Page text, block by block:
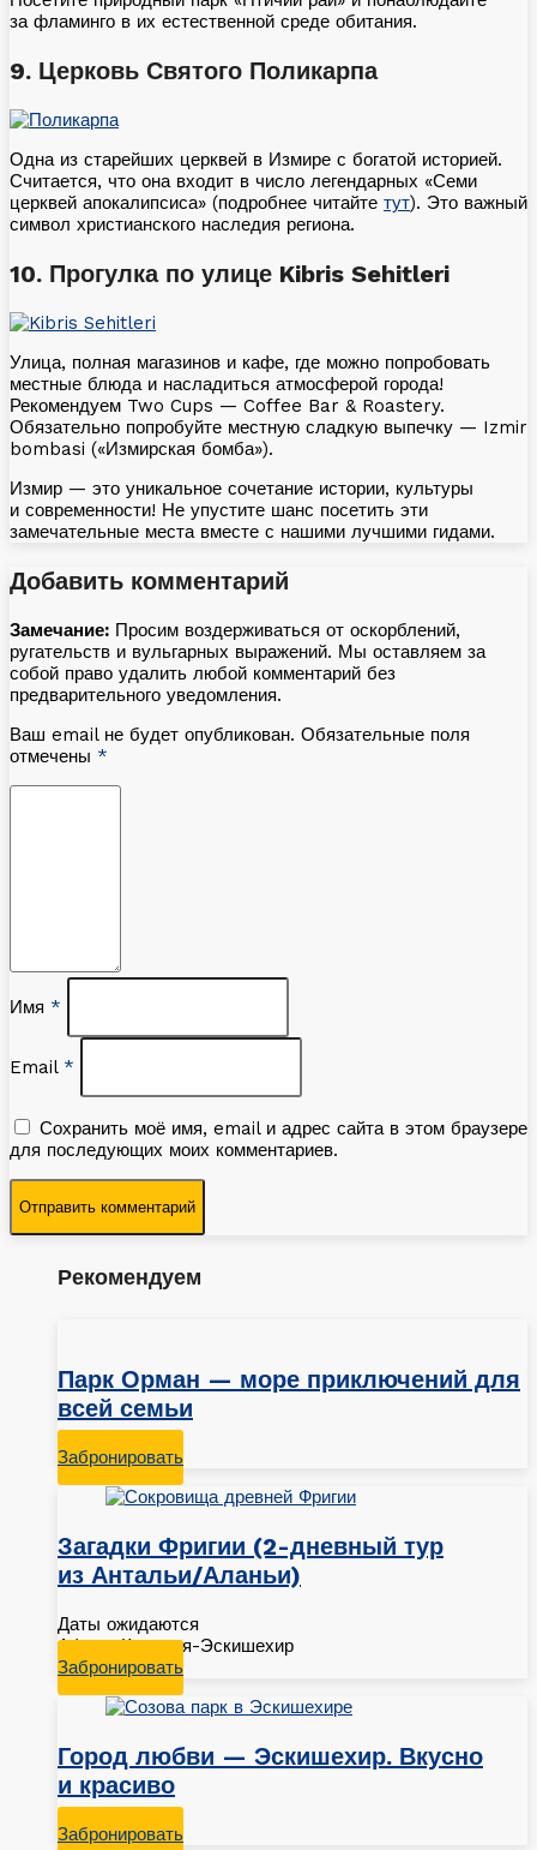
за фламинго в их естественной среде обитания.
9.⁠ ⁠Церковь Святого Поликарпа
Одна из старейших церквей в Измире с богатой историей.
Считается, что она входит в число легендарных «Семи
церквей апокалипсиса» (подробнее читайте тут). Это важный
символ христианского наследия региона.
10.⁠ ⁠Прогулка по улице Kibris Sehitleri
Улица, полная магазинов и кафе, где можно попробовать
местные блюда и насладиться атмосферой города!
Рекомендуем Two Cups — Coffee Bar & Roastery.
Обязательно попробуйте местную сладкую выпечку — Izmir
bombasi («Измирская бомба»).
Измир — это уникальное сочетание истории, культуры
и современности! Не упустите шанс посетить эти
замечательные места вместе с нашими лучшими гидами.
Добавить комментарий
Замечание: Просим воздерживаться от оскорблений,
ругательств и вульгарных выражений. Мы оставляем за
собой право удалить любой комментарий без
предварительного уведомления.
Ваш email не будет опубликован. Обязательные поля
отмечены *
Имя *
Email *
Сохранить моё имя, email и адрес сайта в этом браузере
для последующих моих комментариев.
Рекомендуем
Парк Орман — море приключений для
всей семьи
Забронировать
Загадки Фригии (2-дневный тур
из Антальи/Аланьи)
Даты ожидаются
Афьон-Кютахья-Эскишехир
Забронировать
Город любви — Эскишехир. Вкусно
и красиво
Забронировать